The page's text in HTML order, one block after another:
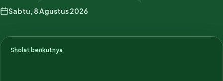
Sabtu, 8 Agustus 2026
Sholat berikutnya